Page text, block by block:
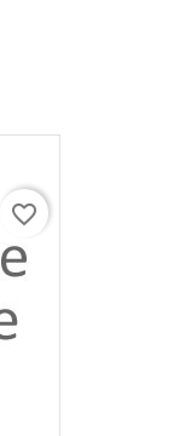
favorite_border